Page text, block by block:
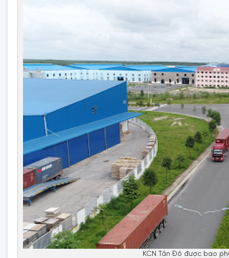
KCN Tân Đô được bao